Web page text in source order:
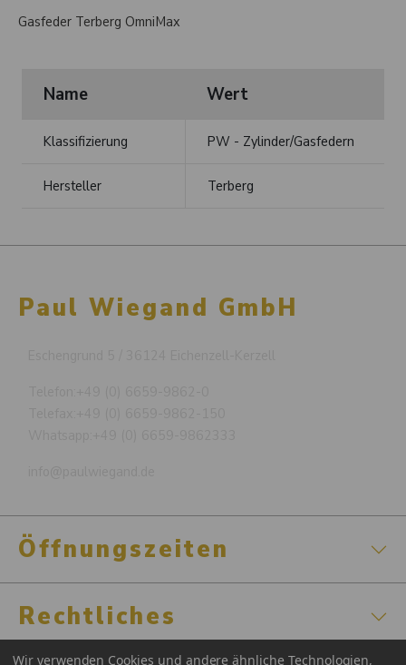
Gasfeder Terberg OmniMax
Name Wert
Klassifizierung PW - Zylinder/Gasfedern
Hersteller Terberg
Paul Wiegand GmbH
Öffnungszeiten
Rechtliches
Wir verwenden Cookies und andere ähnliche Technologien,